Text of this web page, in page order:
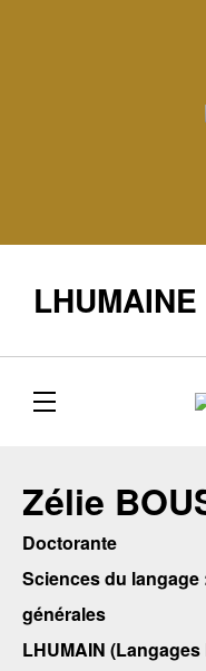
LHUMAINE
Zélie
Doctorante
Sciences du
générales
LHUMAIN